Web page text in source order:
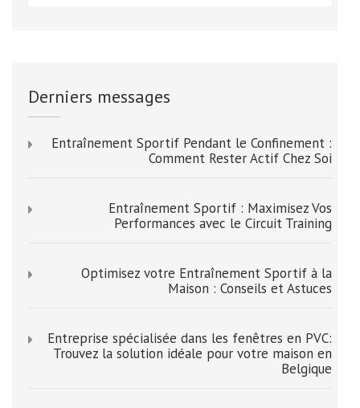
Derniers messages
Entraînement Sportif Pendant le Confinement :
Comment Rester Actif Chez Soi
Entraînement Sportif : Maximisez Vos
Performances avec le Circuit Training
Optimisez votre Entraînement Sportif à la
Maison : Conseils et Astuces
Entreprise spécialisée dans les fenêtres en PVC:
Trouvez la solution idéale pour votre maison en
Belgique